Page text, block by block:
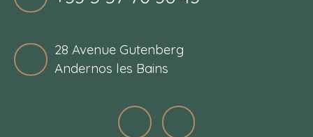
28 Avenue Gutenberg
Andernos les Bains